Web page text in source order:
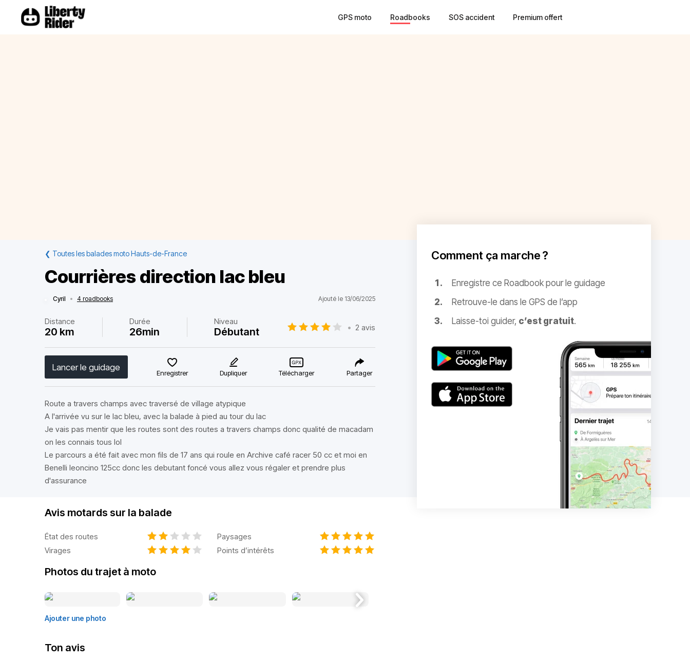
GPS moto Roadbooks SOS accident Premium offert
❮ Toutes les balades moto Hauts-de-France
Courrières direction lac bleu
Cyril • 4 roadbooks Ajouté le 13/06/2025
Distance
20 km
Durée
26min
Niveau
Débutant • 2 avis
Lancer le guidage
Enregistrer Dupliquer Télécharger Partager
Route a travers champs avec traversé de village atypique
A l'arrivée vu sur le lac bleu, avec la balade à pied au tour du lac
Je vais pas mentir que les routes sont des routes a travers champs donc qualité de macadam
on les connais tous lol
Le parcours a été fait avec mon fils de 17 ans qui roule en Archive café racer 50 cc et moi en
Benelli leoncino 125cc donc les debutant foncé vous allez vous régaler et prendre plus
d'assurance
Comment ça marche ?
Enregistre ce Roadbook pour le guidage
Retrouve-le dans le GPS de l’app
Laisse-toi guider, c’est gratuit.
Avis motards sur la balade
État des routes
Paysages
Virages
Points d’intérêts
Photos du trajet à moto
Ajouter une photo
Ton avis